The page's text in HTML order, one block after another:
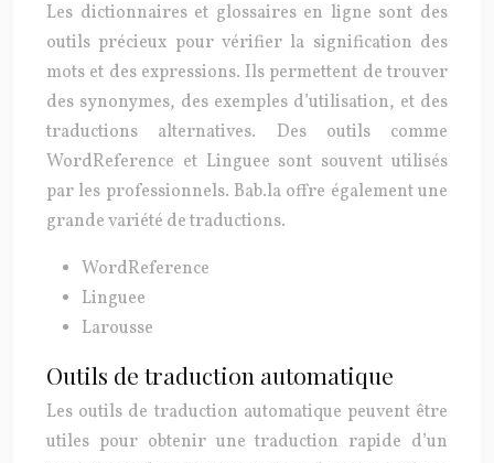
Les dictionnaires et glossaires en ligne sont des
outils précieux pour vérifier la signification des
mots et des expressions. Ils permettent de trouver
des synonymes, des exemples d’utilisation, et des
traductions alternatives. Des outils comme
WordReference et Linguee sont souvent utilisés
par les professionnels. Bab.la offre également une
grande variété de traductions.
WordReference
Linguee
Larousse
Outils de traduction automatique
Les outils de traduction automatique peuvent être
utiles pour obtenir une traduction rapide d’un